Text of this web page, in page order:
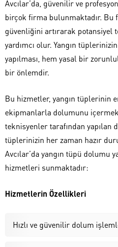
Avcılar’da, güvenilir ve
birçok firma bulunmaktadır. Bu
güvenliğini artırarak potansiyel
yardımcı olur. Yangın
yapılması, hem yasal bir
bir önlemdir.
Bu hizmetler, yangın tüplerinin
ekipmanlarla dolumunu
teknisyenler tarafından yapılan
tüplerinizin her zaman hazır
Avcılar’da yangın tüpü dolumu
hizmetleri sunmaktadır:
Hizmetlerin Özellikleri
Hızlı ve güvenilir dolum